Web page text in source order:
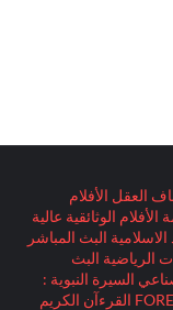
العقل الأفلام
الأفلام الوثائقية عالية
الاسلامية البث المباشر
الرياضية البث
السيرة النبوية :
القرءآن الكريم